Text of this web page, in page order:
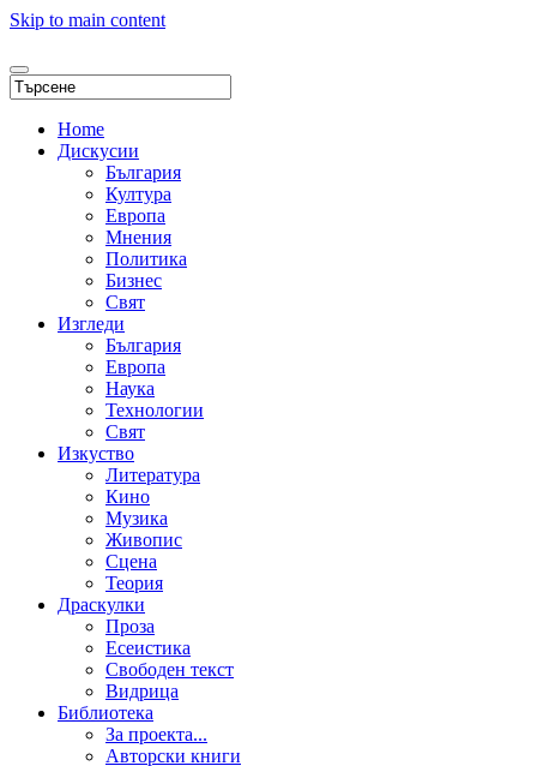
Skip to main content
Home
Дискусии
България
Култура
Европа
Мнения
Политика
Бизнес
Свят
Изгледи
България
Европа
Наука
Технологии
Свят
Изкуство
Литература
Кино
Музика
Живопис
Сцена
Теория
Драскулки
Проза
Есеистика
Свободен текст
Видрица
Библиотека
За проекта...
Авторски книги